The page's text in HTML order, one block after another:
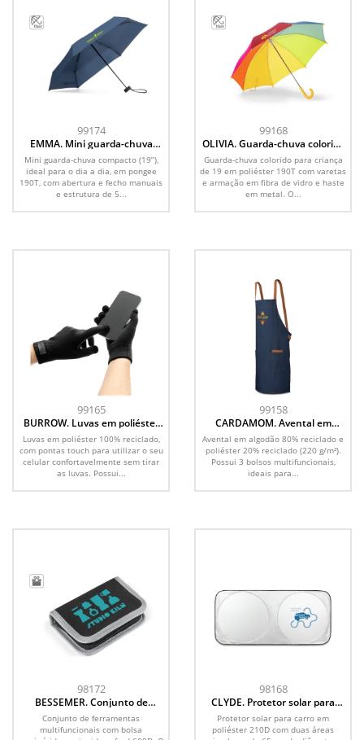
99174
EMMA. Mini guarda-chuva
compacto de 19” em pongee
190T
Mini guarda-chuva compacto (19”),
ideal para o dia a dia, em pongee
190T, com abertura e fecho manuais
e estrutura de 5...
99168
OLIVIA. Guarda-chuva colorido
para criança de 19 em poliéster
190T
Guarda-chuva colorido para criança
de 19 em poliéster 190T com varetas
e armação em fibra de vidro e haste
em metal. O...
99165
BURROW. Luvas em poliéster
100% reciclado, com pontas
touch
Luvas em poliéster 100% reciclado,
com pontas touch para utilizar o seu
celular confortavelmente sem tirar
as luvas. Possui...
99158
CARDAMOM. Avental em
algodão 80% reciclado e
poliéster 20% reciclado (220
g/m²)
Avental em algodão 80% reciclado e
poliéster 20% reciclado (220 g/m²).
Possui 3 bolsos multifuncionais,
ideais para...
98172
BESSEMER. Conjunto de
ferramentas multifuncionais
com 24 peças em aço de
carbono
Conjunto de ferramentas
multifuncionais com bolsa
98168
CLYDE. Protetor solar para
carro em poliéster 210D com
duas áreas circulares de 65 cm
Protetor solar para carro em
poliéster 210D com duas áreas